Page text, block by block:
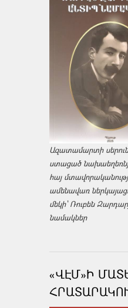
Ազատամարտի
ստացած
հայ
ամենավառ
մեկի՝ Ռուբեն
նամակներ
«ՎԷՄ»Ի